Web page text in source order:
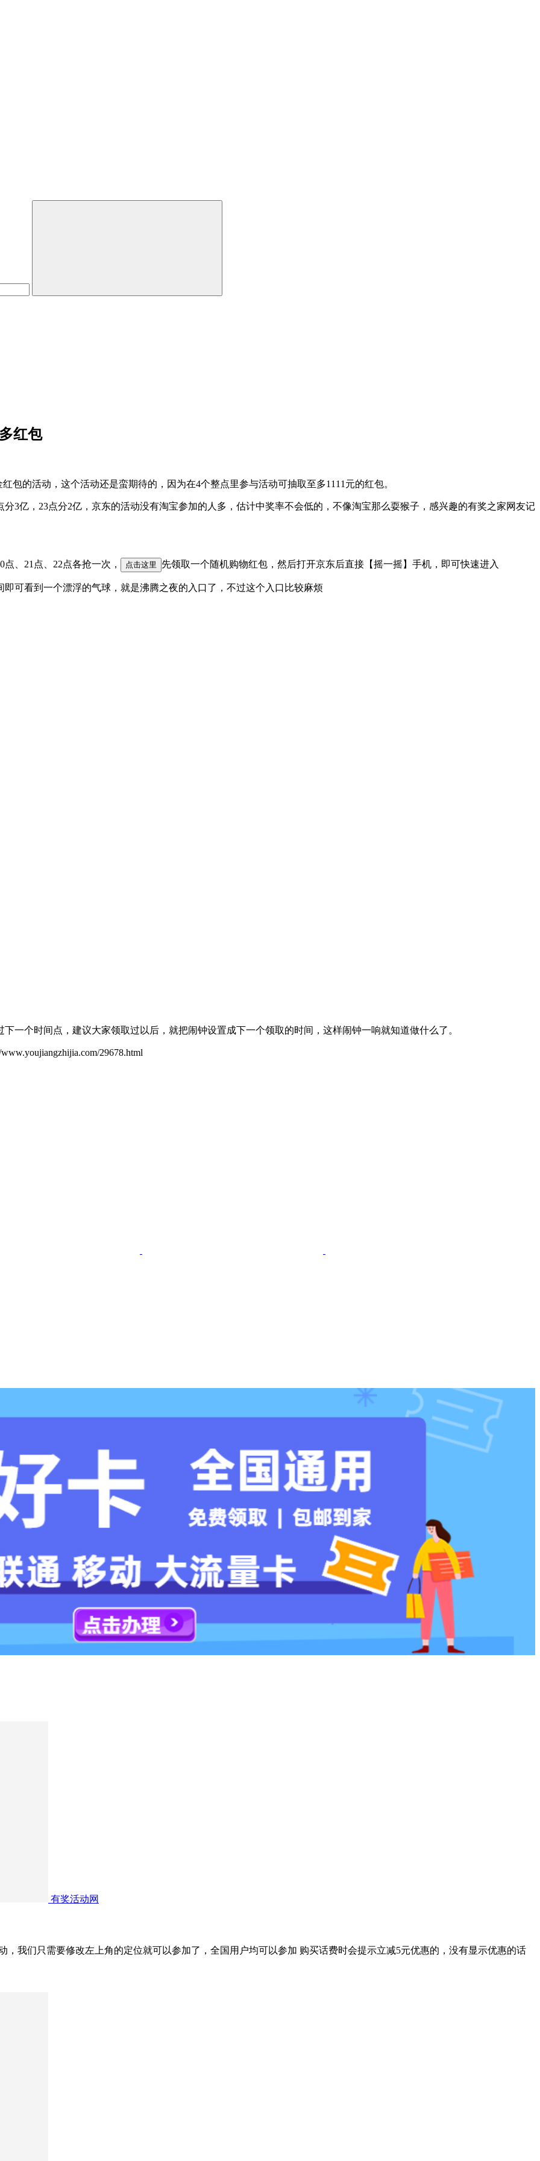
红包
包的活动，这个活动还是蛮期待的，因为在4个整点里参与活动可抽取至多1111元的红包。
分3亿，23点分2亿，京东的活动没有淘宝参加的人多，估计中奖率不会低的，不像淘宝那么耍猴子，感兴趣的有奖之家网友记
、21点、22点各抢一次， 点击这里 先领取一个随机购物红包，然后打开京东后直接【摇一摇】手机，即可快速进入
可看到一个漂浮的气球，就是沸腾之夜的入口了，不过这个入口比较麻烦
一个时间点，建议大家领取过以后，就把闹钟设置成下一个领取的时间，这样闹钟一响就知道做什么了。
29678.html
有奖活动网
，我们只需要修改左上角的定位就可以参加了，全国用户均可以参加 购买话费时会提示立减5元优惠的，没有显示优惠的话